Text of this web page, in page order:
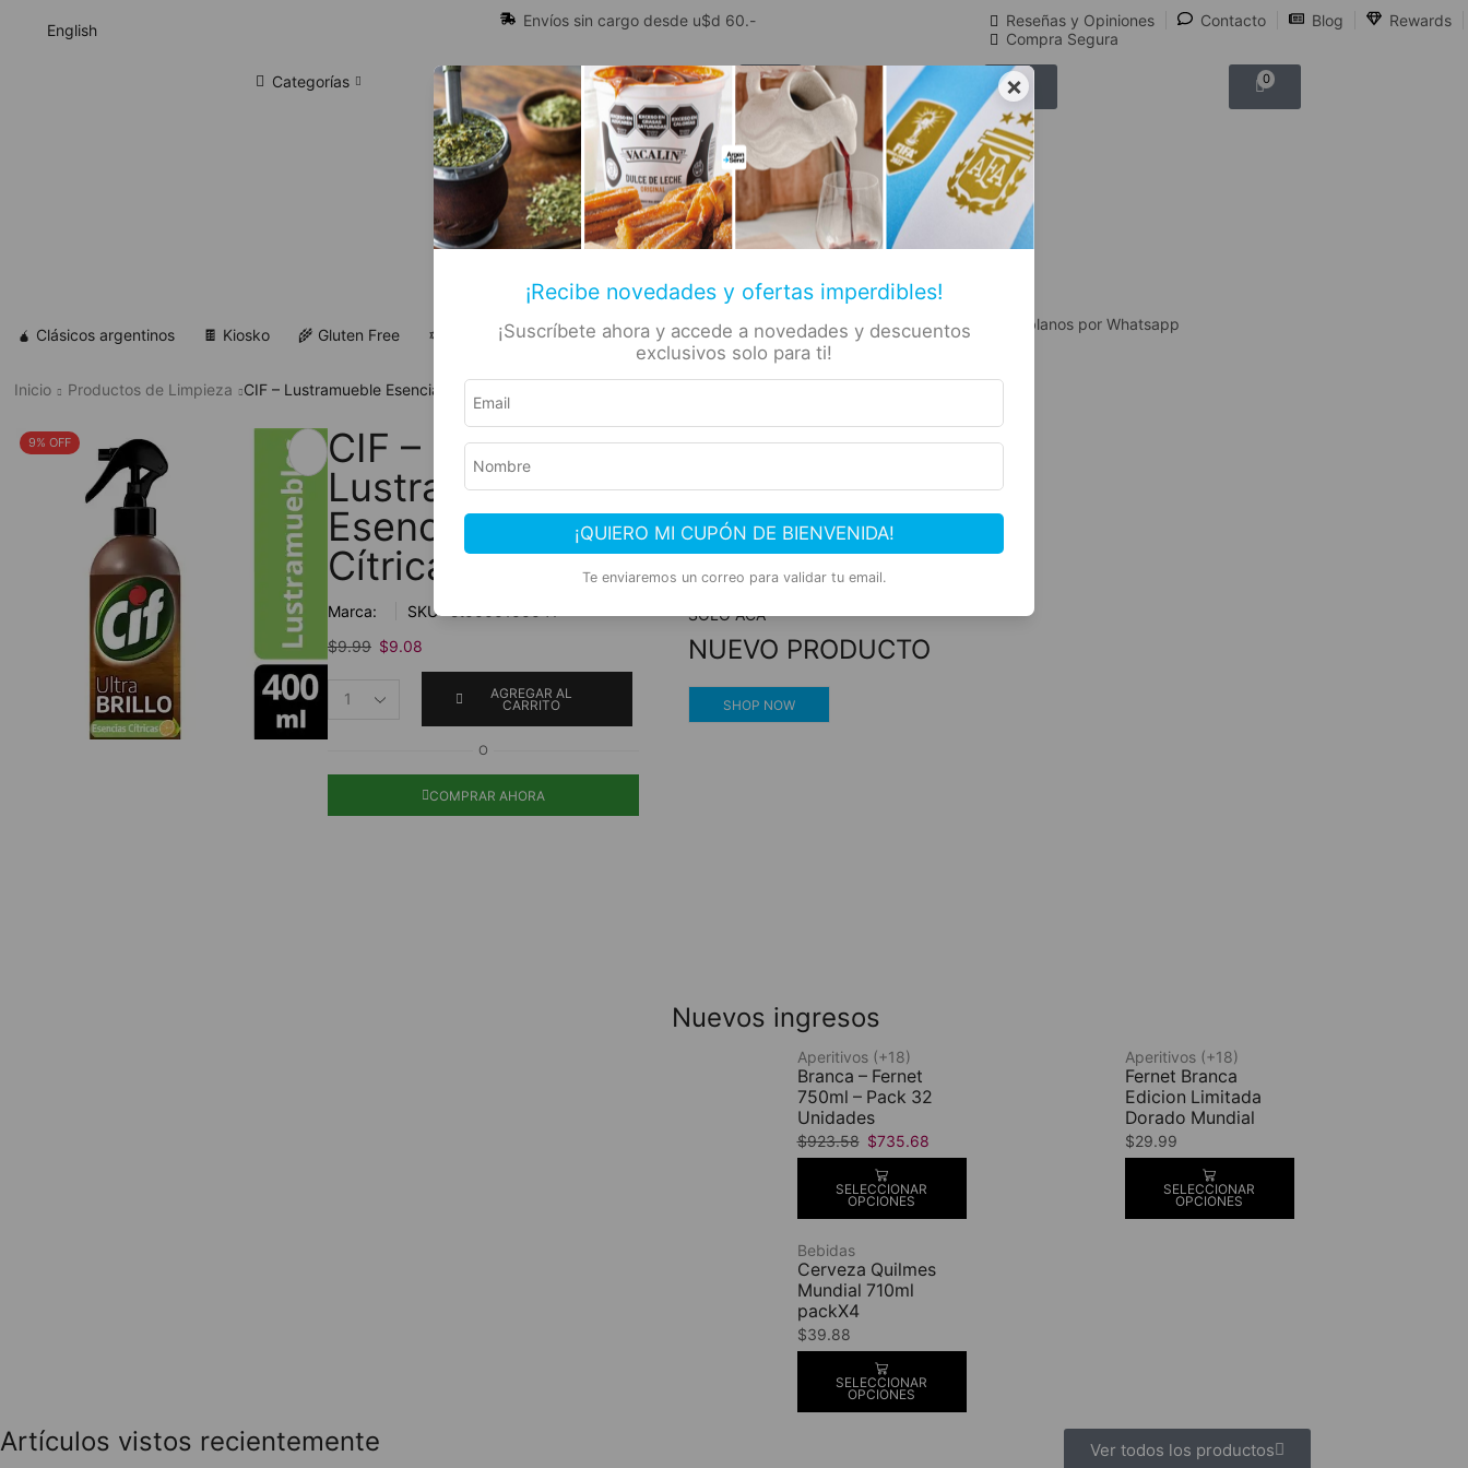
×
¡Recibe novedades y ofertas imperdibles!
¡Suscríbete ahora y accede a novedades y descuentos
exclusivos solo para ti!
¡QUIERO MI CUPÓN DE BIENVENIDA!
Te enviaremos un correo para validar tu email.
English
Envíos sin cargo desde u$d 60.- Reseñas y Opiniones Contacto Blog
Rewards
Compra Segura
Categorías 🔥 Alfajores y Golosinas 0 0
🧉 Clásicos argentinos 🍫 Kiosko 🌾 Gluten Free ✡ Koshers 📚 Libros 🏷️ Todas las categorías Hablanos por Whatsapp
Inicio Productos de Limpieza CIF – Lustramueble Esencias Cítricas 400ml
9% OFF
CIF –
Lustramueble
Esencias
Cítricas 400ml
Marca: SKU:
$9.99 $9.08
AGREGAR AL
CARRITO
O
COMPRAR AHORA
Compra segura
Experiencia de compra garantizada
SOLO ACÁ
NUEVO PRODUCTO
SHOP NOW
Nuevos ingresos
Aperitivos (+18)
Branca – Fernet
750ml – Pack 32
Unidades
$923.58 $735.68
SELECCIONAR
OPCIONES
Aperitivos (+18)
Fernet Branca
Edicion Limitada
Dorado Mundial
$29.99
SELECCIONAR
OPCIONES
Bebidas
Cerveza Quilmes
Mundial 710ml
packX4
$39.88
SELECCIONAR
OPCIONES
Artículos vistos recientemente Ver todos los productos